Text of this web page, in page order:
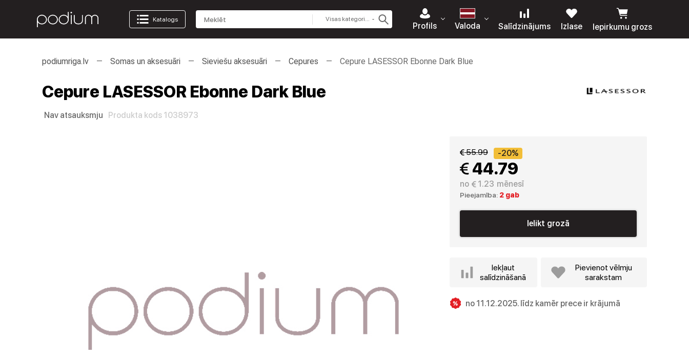
Katalogs Visas kategorijas
Profils Valoda Salīdzinājums Izlase Iepirkumu grozs
podiumriga.lv Somas un aksesuāri Sieviešu aksesuāri Cepures Cepure LASESSOR Ebonne Dark Blue
Cepure LASESSOR Ebonne Dark Blue
Nav atsauksmju Produkta kods 1038973
55.99 -20%
44.79
no 1.23 mēnesī
Pieejamība: 2 gab
Ielikt grozā
Iekļaut
salīdzināšanā
Pievienot vēlmju
sarakstam
no 11.12.2025. līdz kamēr prece ir krājumā